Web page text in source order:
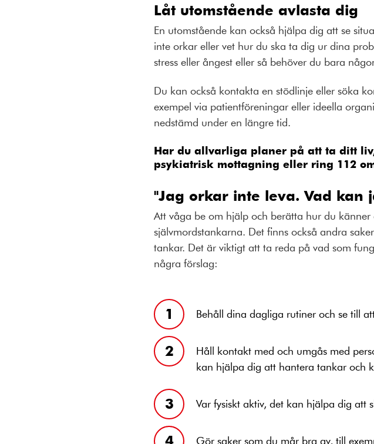
Låt utomstående avlasta dig
En utomstående kan också hjälpa dig att se
inte orkar eller vet hur du ska ta dig ur dina
stress eller ångest eller så behöver du bara
Du kan också kontakta en stödlinje eller söka
exempel via patientföreningar eller ideella
nedstämd under en längre tid.
Har du allvarliga planer på att ta ditt
psykiatrisk mottagning eller ring 112
"Jag orkar inte leva. Vad kan
Att våga be om hjälp och berätta hur du
självmordstankarna. Det finns också andra
tankar. Det är viktigt att ta reda på vad som
några förslag:
Behåll dina dagliga rutiner och se till
Håll kontakt med och umgås med
kan hjälpa dig att hantera tankar och
Var fysiskt aktiv, det kan hjälpa dig att
Gör saker som du mår bra av, till